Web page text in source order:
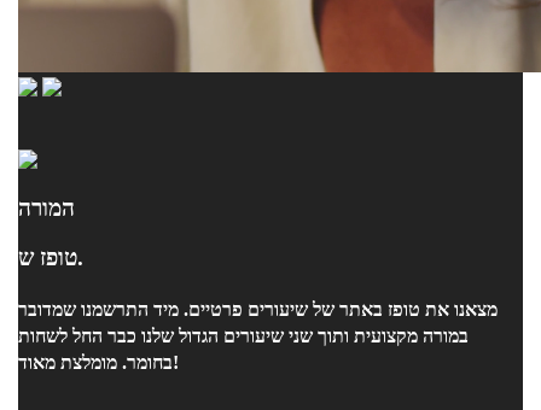
המורה
טופז ש.
מצאנו את טופז באתר של שיעורים פרטיים. מיד התרשמנו שמדובר
במורה מקצועית ותוך שני שיעורים הגדול שלנו כבר החל לשחות
בחומר. מומלצת מאוד!